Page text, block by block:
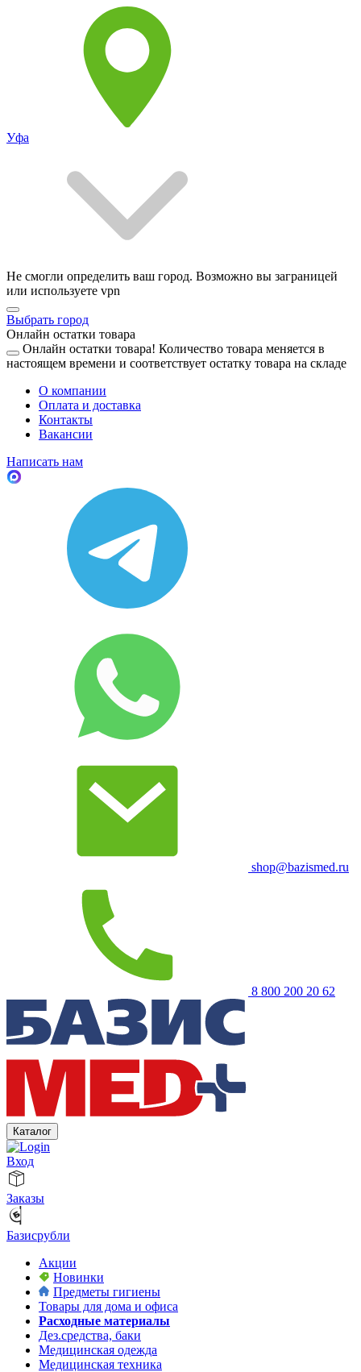
Уфа
Не смогли определить ваш город. Возможно вы заграницей
или используете vpn
Выбрать город
Онлайн остатки товара
Онлайн остатки товара! Количество товара меняется в
настоящем времени и соответствует остатку товара на складе
О компании
Оплата и доставка
Контакты
Вакансии
Написать нам
shop@bazismed.ru
8 800 200 20 62
Каталог
Вход
Заказы
Базисрубли
Акции
Новинки
Предметы гигиены
Товары для дома и офиса
Расходные материалы
Дез.средства, баки
Медицинская одежда
Медицинская техника